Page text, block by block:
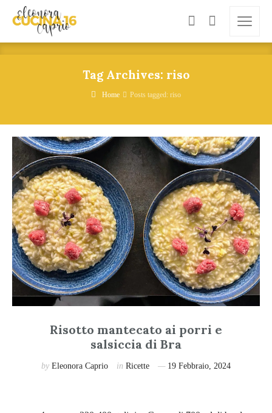
Tag Archives: riso
Home Posts tagged: riso
Risotto mantecato ai porri e
salsiccia di Bra
by Eleonora Caprio in Ricette 19 Febbraio, 2024